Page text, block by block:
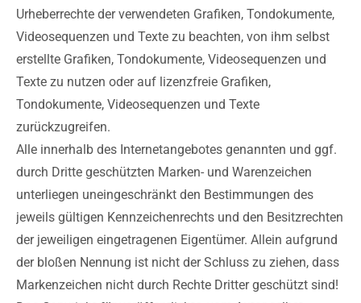
Urheberrechte der verwendeten Grafiken, Tondokumente,
Videosequenzen und Texte zu beachten, von ihm selbst
erstellte Grafiken, Tondokumente, Videosequenzen und
Texte zu nutzen oder auf lizenzfreie Grafiken,
Tondokumente, Videosequenzen und Texte
zurückzugreifen.
Alle innerhalb des Internetangebotes genannten und ggf.
durch Dritte geschützten Marken- und Warenzeichen
unterliegen uneingeschränkt den Bestimmungen des
jeweils gültigen Kennzeichenrechts und den Besitzrechten
der jeweiligen eingetragenen Eigentümer. Allein aufgrund
der bloßen Nennung ist nicht der Schluss zu ziehen, dass
Markenzeichen nicht durch Rechte Dritter geschützt sind!